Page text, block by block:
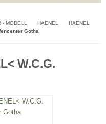
- MODELL HAENEL
HAENEL
Gotha
W.C.G.